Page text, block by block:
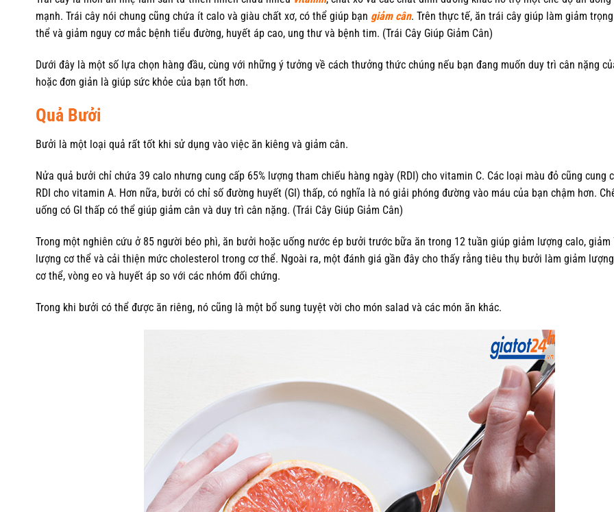
mạnh. Trái cây nói chung cũng chứa ít calo và giàu chất xơ, có thể giúp bạn giảm cân. Trên thực tế, ăn trái cây giúp làm giảm
thể và giảm nguy cơ mắc bệnh tiểu đường, huyết áp cao, ung thư và bệnh tim. (Trái Cây Giúp Giảm Cân)
Dưới đây là một số lựa chọn hàng đầu, cùng với những ý tưởng về cách thưởng thức chúng nếu bạn đang muốn duy trì cân nặng
hoặc đơn giản là giúp sức khỏe của bạn tốt hơn.
Quả Bưởi
Bưởi là một loại quả rất tốt khi sử dụng vào việc ăn kiêng và giảm cân.
Nửa quả bưởi chỉ chứa 39 calo nhưng cung cấp 65% lượng tham chiếu hàng ngày (RDI) cho vitamin C. Các loại màu đỏ cũng cung
RDI cho vitamin A. Hơn nữa, bưởi có chỉ số đường huyết (GI) thấp, có nghĩa là nó giải phóng đường vào máu của bạn chậm hơn.
uống có GI thấp có thể giúp giảm cân và duy trì cân nặng. (Trái Cây Giúp Giảm Cân)
Trong một nghiên cứu ở 85 người béo phì, ăn bưởi hoặc uống nước ép bưởi trước bữa ăn trong 12 tuần giúp giảm lượng calo, giảm
lượng cơ thể và cải thiện mức cholesterol trong cơ thể. Ngoài ra, một đánh giá gần đây cho thấy rằng tiêu thụ bưởi làm giảm
cơ thể, vòng eo và huyết áp so với các nhóm đối chứng.
Trong khi bưởi có thể được ăn riêng, nó cũng là một bổ sung tuyệt vời cho món salad và các món ăn khác.